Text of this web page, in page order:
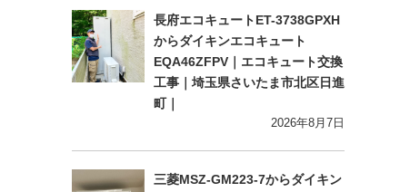
長府エコキュートET-3738GPXH
からダイキンエコキュート
EQA46ZFPV｜エコキュート交換
工事｜埼玉県さいたま市北区日進
町｜
2026年8月7日
三菱MSZ-GM223-7からダイキン